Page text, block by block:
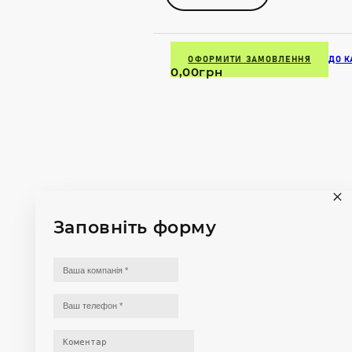
ОФОРМИТИ ЗАМОВЛЕННЯ ДО
0,00грн
Заповніть форму